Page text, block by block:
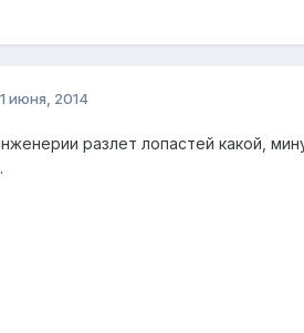
июня, 2014
разлет лопастей какой,